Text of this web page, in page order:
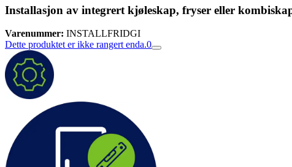
Installasjon av integrert kjøleskap, fryser eller
Varenummer: INSTALLFRIDGI
Dette produktet er ikke rangert enda.0